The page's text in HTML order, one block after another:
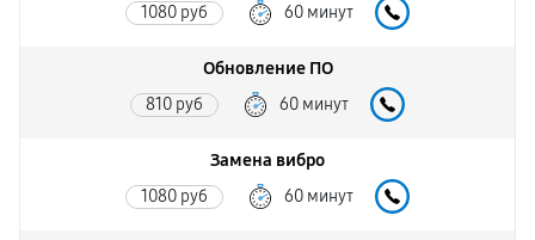
1080 руб 60 минут
Обновление ПО
810 руб 60 минут
Замена вибро
1080 руб 60 минут